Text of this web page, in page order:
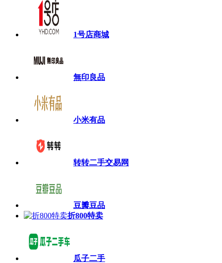
1号店商城
無印良品
小米有品
转转二手交易网
豆瓣豆品
折800特卖
瓜子二手